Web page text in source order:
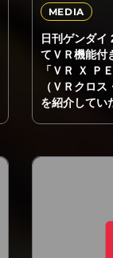
MEDIA
日刊ゲンダイ
てＶＲ機能付
「ＶＲ Ｘ Ｐ
（ＶＲクロス
を紹介してい